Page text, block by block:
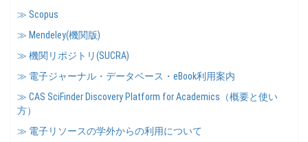
≫ Scopus
≫ Mendeley(機関版)
≫ 機関リポジトリ(SUCRA)
≫ 電子ジャーナル・データベース・eBook利用案内
≫ CAS SciFinder Discovery Platform for Academics（概要と使い
方）
≫ 電子リソースの学外からの利用について